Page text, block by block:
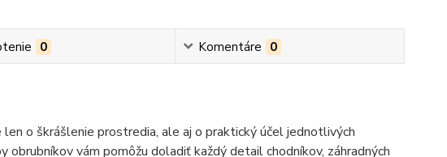
0 Komentáre 0
o škrášlenie prostredia, ale aj o praktický účel jednotlivých
vám pomôžu doladiť každý detail chodníkov, záhradných